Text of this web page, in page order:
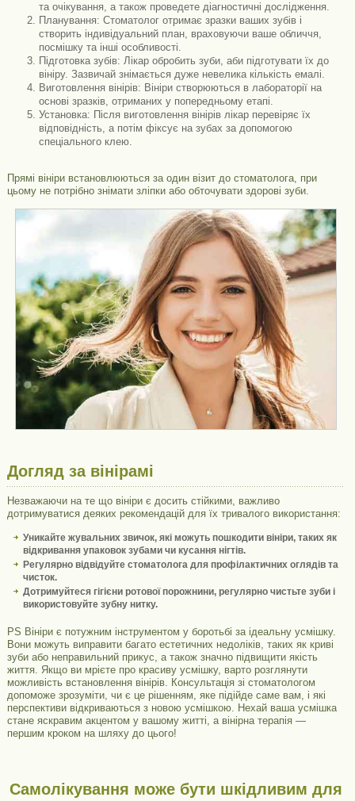
та очікування, а також проведете діагностичні дослідження.
Планування: Стоматолог отримає зразки ваших зубів і
створить індивідуальний план, враховуючи ваше обличчя,
посмішку та інші особливості.
Підготовка зубів: Лікар обробить зуби, аби підготувати їх до
вініру. Зазвичай знімається дуже невелика кількість емалі.
Виготовлення вінірів: Вініри створюються в лабораторії на
основі зразків, отриманих у попередньому етапі.
Установка: Після виготовлення вінірів лікар перевіряє їх
відповідність, а потім фіксує на зубах за допомогою
спеціального клею.
Прямі вініри встановлюються за один візит до стоматолога, при
цьому не потрібно знімати зліпки або обточувати здорові зуби.
Догляд за вінірамі
Незважаючи на те що вініри є досить стійкими, важливо
дотримуватися деяких рекомендацій для їх тривалого використання:
Уникайте жувальних звичок, які можуть пошкодити вініри, таких як
відкривання упаковок зубами чи кусання нігтів.
Регулярно відвідуйте стоматолога для профілактичних оглядів та
чисток.
Дотримуйтеся гігієни ротової порожнини, регулярно чистьте зуби і
використовуйте зубну нитку.
PS Вініри є потужним інструментом у боротьбі за ідеальну усмішку.
Вони можуть виправити багато естетичних недоліків, таких як криві
зуби або неправильний прикус, а також значно підвищити якість
життя. Якщо ви мрієте про красиву усмішку, варто розглянути
можливість встановлення вінірів. Консультація зі стоматологом
допоможе зрозуміти, чи є це рішенням, яке підійде саме вам, і які
перспективи відкриваються з новою усмішкою. Нехай ваша усмішка
стане яскравим акцентом у вашому житті, а вінірна терапія —
першим кроком на шляху до цього!
Самолікування може бути шкідливим для